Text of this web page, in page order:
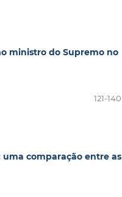
ministro do Supremo no
121-140
comparação entre as